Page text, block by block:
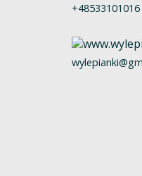
+48533101016